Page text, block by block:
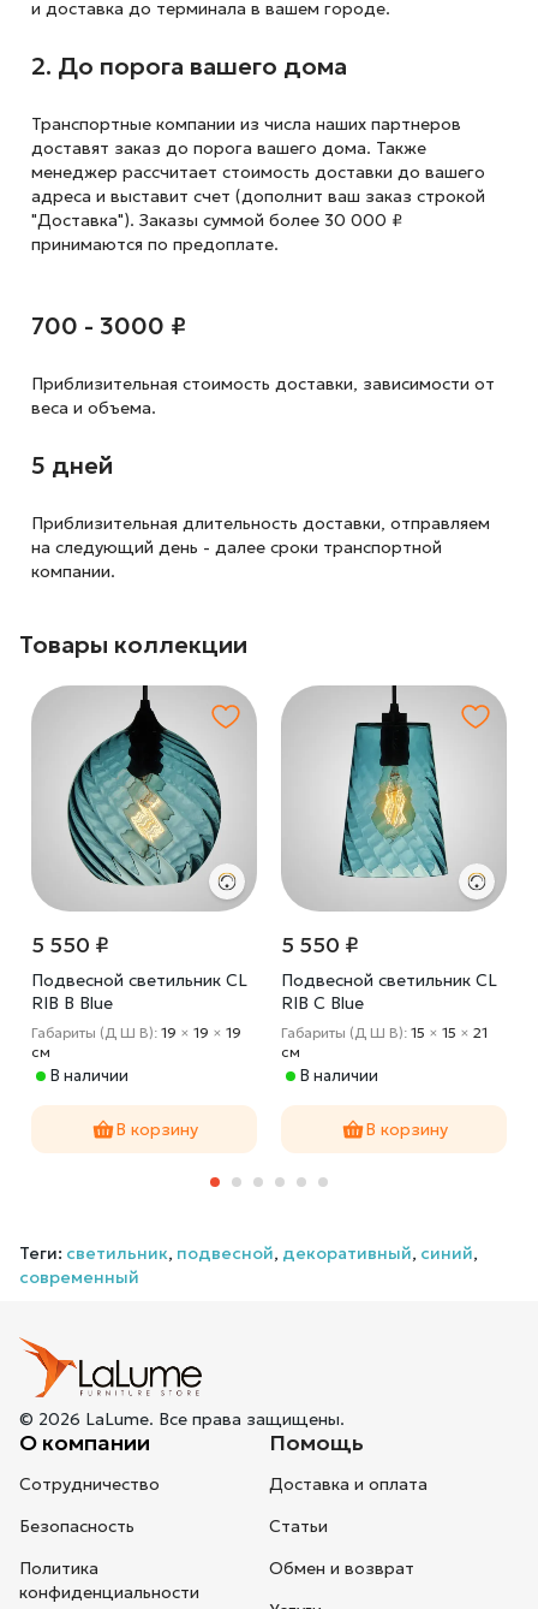
и доставка до терминала в вашем городе.
2. До порога вашего дома
Транспортные компании из числа наших партнеров
доставят заказ до порога вашего дома. Также
менеджер рассчитает стоимость доставки до вашего
адреса и выставит счет (дополнит ваш заказ строкой
"Доставка"). Заказы суммой более 30 000 ₽
принимаются по предоплате.
700 - 3000 ₽
Приблизительная стоимость доставки, зависимости от
веса и объема.
5 дней
Приблизительная длительность доставки, отправляем
на следующий день - далее сроки транспортной
компании.
Товары коллекции
5 550 ₽
Подвесной светильник CL
RIB B Blue
Габариты (Д Ш В): 19 × 19 × 19
cм
В наличии
В корзину
5 550 ₽
Подвесной светильник CL
RIB C Blue
Габариты (Д Ш В): 15 × 15 × 21
cм
В наличии
В корзину
Теги: светильник, подвесной, декоративный, синий,
современный
© 2026 LaLume. Все права защищены.
О компании
Сотрудничество
Безопасность
Политика
конфиденциальности
Помощь
Доставка и оплата
Статьи
Обмен и возврат